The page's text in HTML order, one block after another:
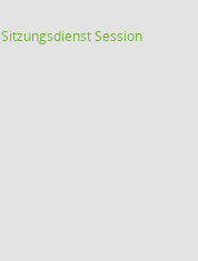
SitzungsdienstSession(Wird in